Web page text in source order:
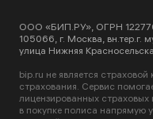
ООО «БИП.РУ», ОГРН
105066, г. Москва, вн.тер.г.
улица Нижняя
bip.ru не является
страхования. Сервис
лицензированных
в покупке полиса напрямую